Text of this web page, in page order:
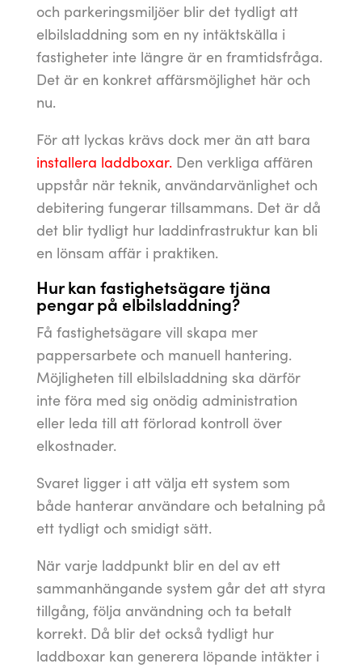
och parkeringsmiljöer blir det tydligt att
elbilsladdning som en ny intäktskälla i
fastigheter inte längre är en framtidsfråga.
Det är en konkret affärsmöjlighet här och
nu.
För att lyckas krävs dock mer än att bara
installera laddboxar.Den verkliga affären
uppstår när teknik, användarvänlighet och
debitering fungerar tillsammans. Det är då
det blir tydligt hur laddinfrastruktur kan bli
en lönsam affär i praktiken.
Hur kan fastighetsägare tjäna
pengar på elbilsladdning?
Få fastighetsägare vill skapa mer
pappersarbete och manuell hantering.
Möjligheten till elbilsladdning ska därför
inte föra med sig onödig administration
eller leda till att förlorad kontroll över
elkostnader.
Svaret ligger i att välja ett system som
både hanterar användare och betalning på
ett tydligt och smidigt sätt.
När varje laddpunkt blir en del av ett
sammanhängande system går det att styra
tillgång, följa användning och ta betalt
korrekt. Då blir det också tydligt hur
laddboxar kan generera löpande intäkter i